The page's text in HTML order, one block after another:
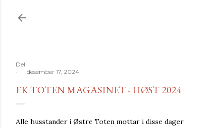
Del
desember 17, 2024
FK TOTEN MAGASINET - HØST 2024
Alle husstander i Østre Toten mottar i disse dager